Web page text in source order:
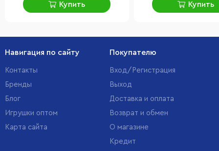
Купить Купить
Навигация по сайту
Контакты
Бренды
Блог
Игрушки оптом
Карта сайта
Покупателю
Вход/Регистрация
Выход
Доставка и оплата
Возврат и обмен
О магазине
Кредит